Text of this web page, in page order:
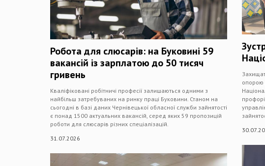
Робота для слюсарів: на Буковині 59
вакансій із зарплатою до 50 тисяч
гривень
Кваліфіковані робітничі професії залишаються одними з
найбільш затребуваних на ринку праці Буковини. Станом на
сьогодні в базі даних Чернівецької обласної служби зайнятості
є понад 1500 актуальних вакансій, серед яких 59 пропозицій
роботи для слюсарів різних спеціалізацій.
31.07.2026
опорою